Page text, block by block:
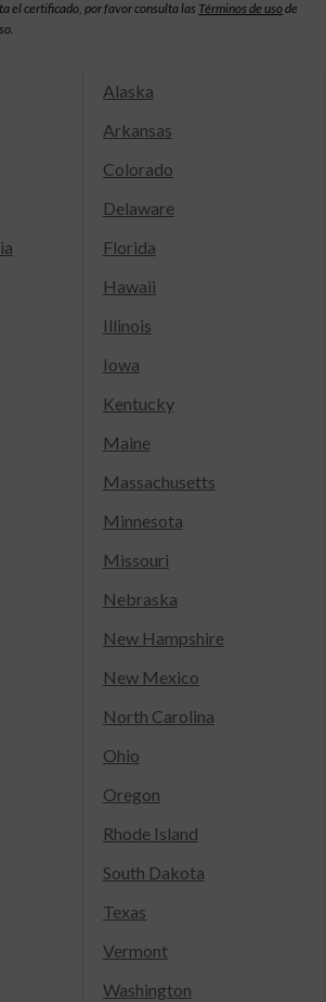
el certificado, por favor consulta las Términos de usode
Alaska
Arkansas
Colorado
Delaware
Florida
Hawaii
Illinois
Iowa
Kentucky
Maine
Massachusetts
Minnesota
Missouri
Nebraska
New Hampshire
New Mexico
North Carolina
Ohio
Oregon
Rhode Island
South Dakota
Texas
Vermont
Washington